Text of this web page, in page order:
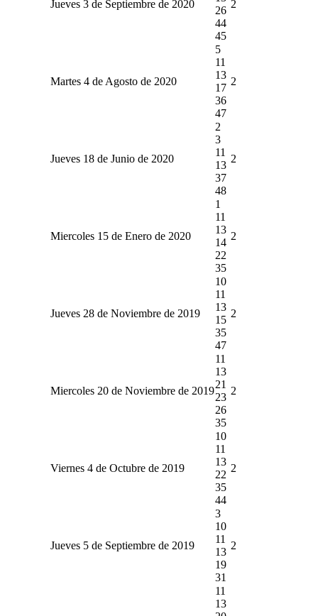
Jueves 3 de Septiembre de 2020
26
44
45
2
Martes 4 de Agosto de 2020
5
11
13
17
36
47
2
Jueves 18 de Junio de 2020
2
3
11
13
37
48
2
Miercoles 15 de Enero de 2020
1
11
13
14
22
35
2
Jueves 28 de Noviembre de 2019
10
11
13
15
35
47
2
Miercoles 20 de Noviembre de 2019
11
13
21
23
26
35
2
Viernes 4 de Octubre de 2019
10
11
13
22
35
44
2
Jueves 5 de Septiembre de 2019
3
10
11
13
19
31
2
11
13